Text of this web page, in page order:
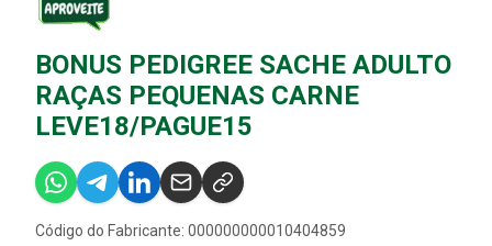
BONUS PEDIGREE SACHE ADULTO
RAÇAS PEQUENAS CARNE
LEVE18/PAGUE15
Código do Fabricante: 000000000010404859